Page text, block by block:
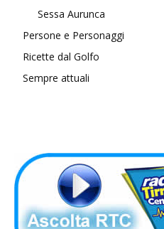
Sessa Aurunca
Persone e Personaggi
Ricette dal Golfo
Sempre attuali